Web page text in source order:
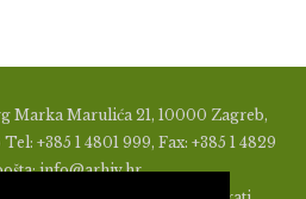
Marka Marulića 21, 10000 Zagreb,
+385 1 4801 999, Fax: +385 1 4829
info@arhiv.hr